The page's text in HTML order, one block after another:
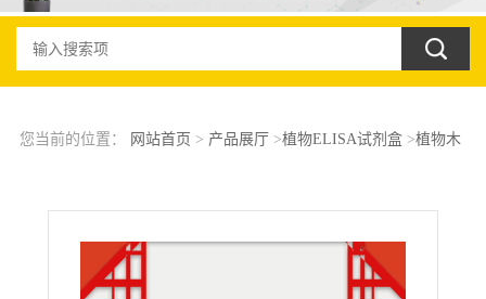
您当前的位置： 网站首页 > 产品展厅>植物ELISA试剂盒>植物木